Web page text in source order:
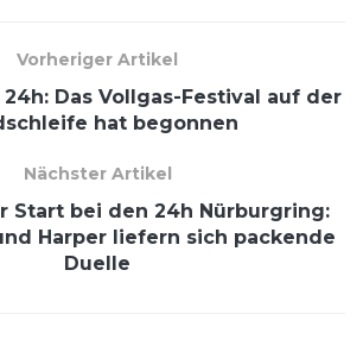
Vorheriger Artikel
24h: Das Vollgas-Festival auf der
hat begonnen
Nächster Artikel
Start bei den 24h Nürburgring:
Harper liefern sich packende
Duelle